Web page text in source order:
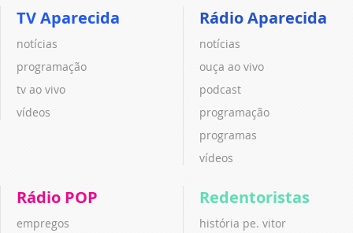
TV Aparecida
notícias
programação
tv ao vivo
vídeos
Rádio Aparecida
notícias
ouça ao vivo
podcast
programação
programas
vídeos
Rádio POP
empregos
Redentoristas
história pe. vitor